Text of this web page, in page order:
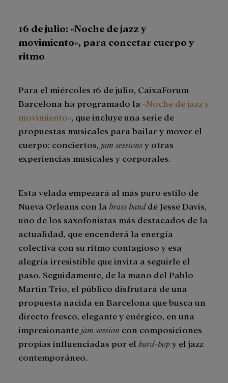
16 de julio: «Noche de jazz y
movimiento», para conectar cuerpo y
ritmo
Para el miércoles 16 de julio, CaixaForum
Barcelona ha programado la «Noche de jazz y
movimiento» , que incluye una serie de
propuestas musicales para bailar y mover el
cuerpo: conciertos, jam sessionsy otras
experiencias musicales y corporales.
Esta velada empezará al más puro estilo de
Nueva Orleans con la brass bandde Jesse Davis,
uno de los saxofonistas más destacados de la
actualidad, que encenderá la energía
colectiva con su ritmo contagioso y esa
alegría irresistible que invita a seguirle el
paso. Seguidamente, de la mano del Pablo
Martin Trío, el público disfrutará de una
propuesta nacida en Barcelona que busca un
directo fresco, elegante y enérgico, en una
impresionante jam session con composiciones
propias influenciadas por el hard-bopy el jazz
contemporáneo.